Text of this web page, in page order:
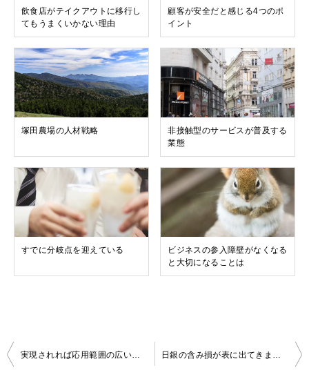
飲食店がテイクアウトに移行し
てもうまくいかない理由
顧客が安全だと感じる4つのポ
イント
塚田農場の人材戦略
非接触型のサービスが普及する
業態
すでに分岐点を迎えている
ビジネスの参入障壁がなくなる
と大切になることは
投